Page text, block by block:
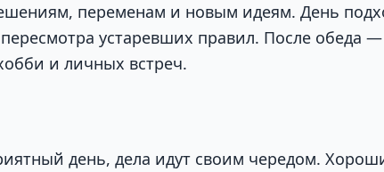
переменам и новым идеям. День
устаревших правил. После обеда —
и личных встреч.
день, дела идут своим чередом.